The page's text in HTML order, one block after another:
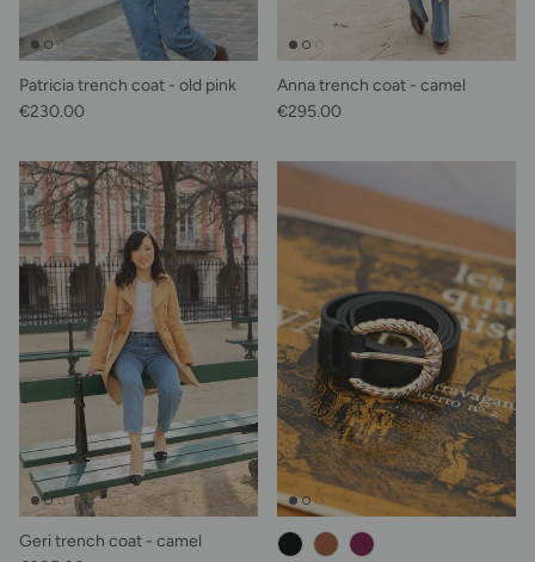
Patricia trench coat - old pink
Regular price
€230.00
Anna trench coat - camel
Regular price
€295.00
Geri trench coat - camel